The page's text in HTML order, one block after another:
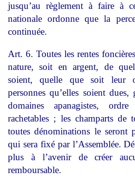
jusqu’au règlement à faire à
nationale ordonne que la
continuée.
Art. 6. Toutes les rentes
nature, soit en argent, de
soient, quelle que soit leur
personnes qu’elles soient
domaines apanagistes,
rachetables ; les champarts de
toutes dénominations le seront
qui sera fixé par l’Assemblée.
plus à l’avenir de créer
remboursable.